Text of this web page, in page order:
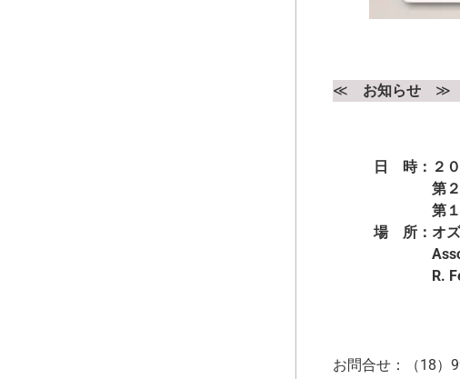
≪ お知らせ
日 時：２０
第
第
場 所：オズ
Assoc.
R.
お問合せ：（18）